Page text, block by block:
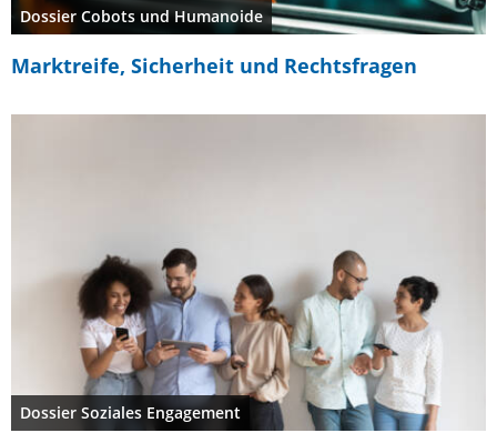
Dossier Cobots und Humanoide
Marktreife, Sicherheit und Rechtsfragen
Dossier Soziales Engagement